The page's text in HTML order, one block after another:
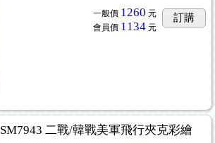
一般價 1260 元
會員價 1134 元
訂購
SM7943 二戰/韓戰美軍飛行夾克彩繪